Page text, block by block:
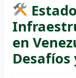
en
Desafíos